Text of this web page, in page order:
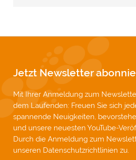
Jetzt Newsletter
Mit Ihrer Anmeldung zum
dem Laufenden: Freuen Sie sich
spannende Neuigkeiten,
und unsere neuesten YouTube-
Durch die Anmeldung zum
unseren Datenschutzrichtlinien zu.